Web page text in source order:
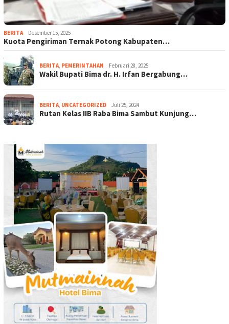
BERITA Desember 15, 2025
Kuota Pengiriman Ternak Potong Kabupaten…
BERITA, PEMERINTAHAN Februari 28, 2025
Wakil Bupati Bima dr. H. Irfan Bergabung…
BERITA, UNCATEGORIZED Juli 25, 2024
Rutan Kelas IIB Raba Bima Sambut Kunjung…